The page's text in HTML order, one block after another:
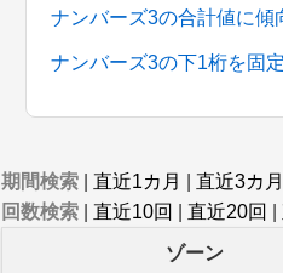
ナンバーズ3の合計値に
ナンバーズ3の下1桁を固
期間検索 直近1カ月 直近3カ月
回数検索
直近10回 直近20回
ゾーン